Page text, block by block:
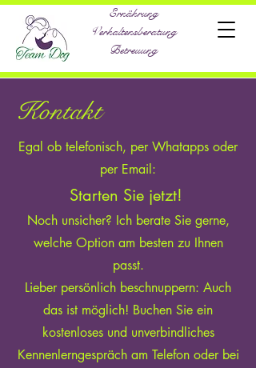
Ernährung
Verhaltensberatung
Betreuung
Kontakt
Egal ob telefonisch, per Whatapps oder
per Email:
Starten Sie jetzt!
Noch unsicher? Ich berate Sie gerne,
welche Option am besten zu Ihnen
passt.
Lieber persönlich beschnuppern: Auch
das ist möglich! Buchen Sie ein
kostenloses und unverbindliches
Kennenlerngespräch am Telefon oder bei